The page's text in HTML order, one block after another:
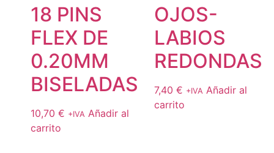
18 PINS
FLEX DE
0.20MM
BISELADAS
10,70 € +IVA Añadir al
carrito
OJOS-
LABIOS
REDONDAS
7,40 € +IVA Añadir al
carrito